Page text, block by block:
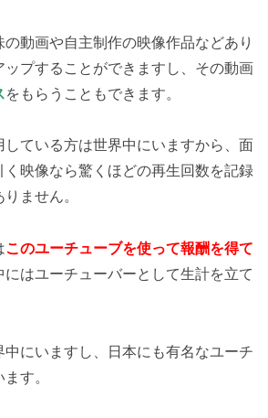
動画や自主制作の映像作品などあり
ップすることができますし、その動画
をもらうこともできます。
ている方は世界中にいますから、面
く映像なら驚くほどの再生回数を記録
ません。
このユーチューブを使って報酬を得て
にはユーチューバーとして生計を立て
中にいますし、日本にも有名なユーチ
す。